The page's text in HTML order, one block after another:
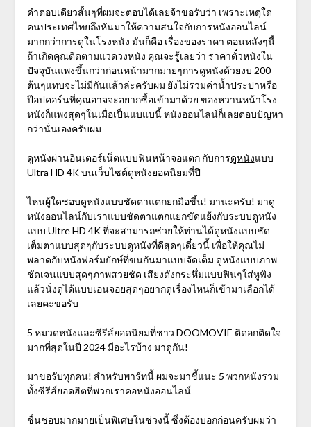
คำตอบเดียวสั้นๆที่ผมจะตอบได้เลยจ้าขอรับว่า เพราะเหตุใด
คนประเทศไทยถึงหันมาให้ความสนใจกับการหนังออนไลน์
มากกว่าการดูในโรงหนัง มันก็คือ เรื่องของราคา ตอนหลังๆนี้
ถ้าเกิดคุณติดตามแวดวงหนัง คุณจะรู้เลยว่า ราคาตั๋วหนังใน
ปัจจุบันแพงขึ้นกว่าก่อนหน้ามากมายๆการดูหนังด้วยงบ 200
ต้นๆแทบจะไม่มีกันแล้วล่ะครับผม ยังไม่รวมค่าน้ำประปาหรือ
ป๊อปคอร์นที่คุณอาจจะอยากซื้อเข้ามาด้วย ของหวานหน้าโรง
หนังก็แพงสุดๆในเมื่อเป็นแบแบนี้ หนังออนไลน์ก็เลยตอบปัญหา
กว่านั่นเองครับผม
ดูหนังผ่านอินเตอร์เน็ตแบบฟินหน้าจอแตก กับการดูหนังแบบ
Ultra HD 4K บนเว็บไซต์ดูหนังยอดนิยมที่ปี
ไหนผู้ใดชอบดูหนังแบบชัดตาแตกยกมือขึ้น! มานะครับ! มาดู
หนังออนไลน์กับเราแบบชัดตาแตกแยกขัดแย้งกับระบบดูหนัง
แบบ Ultre HD 4K ที่จะสามารถช่วยให้ท่านได้ดูหนังแบบชัด
เต็มตาแบบสุดๆกับระบบดูหนังที่ดีสุดๆเดี๋ยวนี้ เพื่อให้คุณไม่
พลาดกับหนังฟอร์มยักษ์ที่ขนกันมาแบบจัดเต็ม ดูหนังแบบภาพ
ชัดเจนแบบสุดๆภาพสวยชัด เสียงดังกระหึ่มแบบฟินๆใส่หูฟัง
แล้วนั่งดูได้แบบเอนจอยสุดๆอยากดูเรื่องไหนก็เข้ามาเลือกได้
เลยคะขอรับ
5 หมวดหนังและซีรีส์ยอดนิยมที่ชาว DOOMOVIE ติดอกติดใจ
มากที่สุดในปี 2024 มีอะไรบ้าง มาดูกัน!
มาขอรับทุกคน! สำหรับพาร์ทนี้ ผมจะมาชี้แนะ 5 พวกหนังรวม
ทั้งซีรีส์ยอดฮิตที่พวกเราคอหนังออนไลน์
ชื่นชอบมากมายเป็นพิเศษในช่วงนี้ ซึ่งต้องบอกก่อนครับผมว่า